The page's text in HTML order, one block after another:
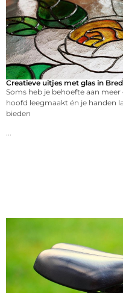
Creatieve uitjes met glas in
Soms heb je behoefte aan
hoofd leegmaakt én je handen
bieden
...